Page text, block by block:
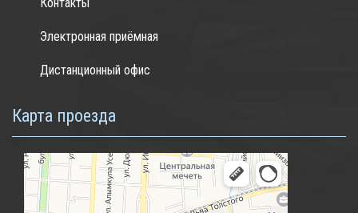
Электронная приёмная
Дистанционный офис
Карта проезда